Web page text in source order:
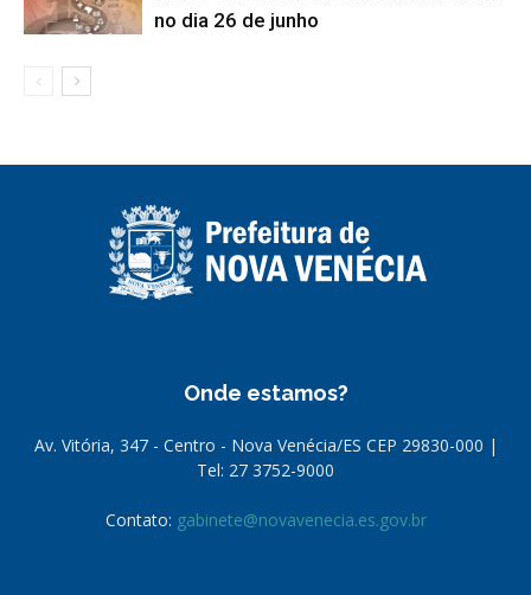
no dia 26 de junho
Onde estamos?
Av. Vitória, 347 - Centro - Nova Venécia/ES CEP 29830-000 |
Tel: 27 3752-9000
Contato: gabinete@novavenecia.es.gov.br